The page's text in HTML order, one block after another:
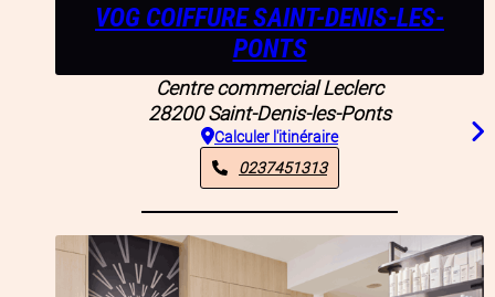
VOG COIFFURE SAINT-DENIS-LES-
PONTS
Centre commercial Leclerc
28200 Saint-Denis-les-Ponts
Calculer l'itinéraire
0237451313